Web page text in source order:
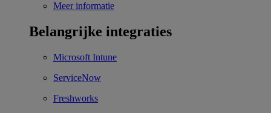
Meer informatie
Belangrijke integraties
Microsoft Intune
ServiceNow
Freshworks